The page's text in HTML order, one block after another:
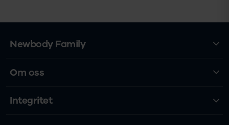
Newbody Family
Om oss
Integritet